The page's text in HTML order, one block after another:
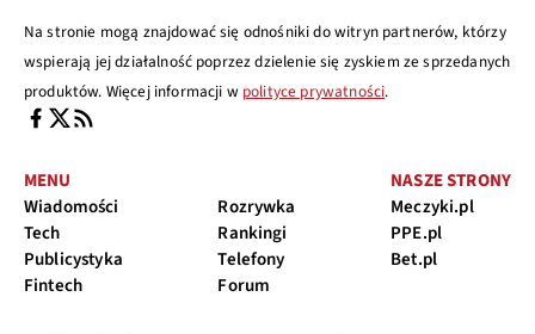
Na stronie mogą znajdować się odnośniki do witryn partnerów, którzy
wspierają jej działalność poprzez dzielenie się zyskiem ze sprzedanych
produktów. Więcej informacji w polityce prywatności.
MENU
Wiadomości
Tech
Publicystyka
Fintech
Rozrywka
Rankingi
Telefony
Forum
NASZE STRONY
Meczyki.pl
PPE.pl
Bet.pl